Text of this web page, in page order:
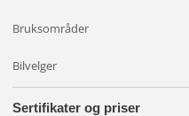
Bruksområder
Bilvelger
Sertifikater og priser